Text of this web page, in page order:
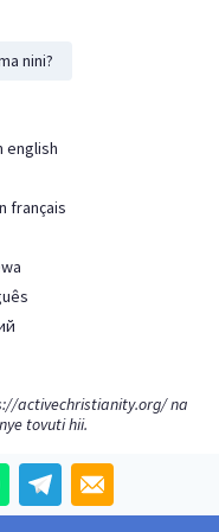
nini?
english
français
activechristianity.org/na
tovuti hii.